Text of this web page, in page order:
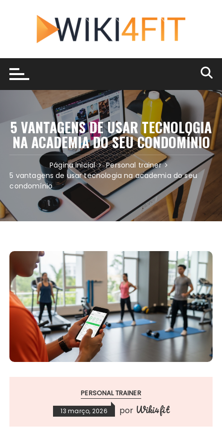
conteúdo
5 VANTAGENS DE USAR TECNOLOGIA
NA ACADEMIA DO SEU CONDOMÍNIO
Página inicial
Personal trainer
5 vantagens de usar tecnologia na academia do seu
condomínio
PERSONAL TRAINER
13 março, 2026 por Wiki4fit